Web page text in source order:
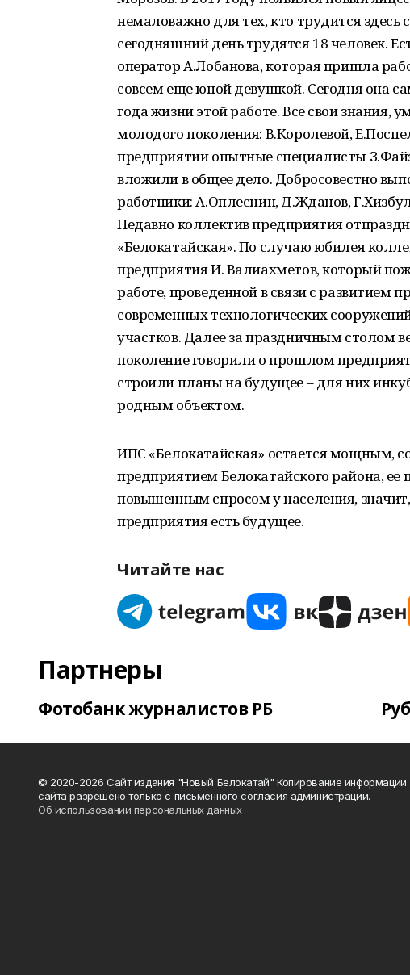
немаловажно для тех, кто трудится здесь
сегодняшний день трудятся 18 человек.
оператор А.Лобанова, которая пришла
совсем еще юной девушкой. Сегодня она
года жизни этой работе. Все свои знания,
молодого поколения: В.Королевой,
предприятии опытные специалисты
вложили в общее дело. Добросовестно
работники: А.Оплеснин, Д.Жданов,
Недавно коллектив предприятия
«Белокатайская». По случаю юбилея
предприятия И. Валиахметов, который
работе, проведенной в связи с развитием
современных технологических
участков. Далее за праздничным столом
поколение говорили о прошлом
строили планы на будущее – для них
родным объектом.
ИПС «Белокатайская» остается мощным,
предприятием Белокатайского района, ее
повышенным спросом у населения,
предприятия есть будущее.
Читайте нас
Партнеры
Фотобанк журналистов РБ
© 2020-2026 Сайт издания "Новый Белокатай" Копирование информации
сайта разрешено только с письменного согласия администрации.
Об использовании персональных данных